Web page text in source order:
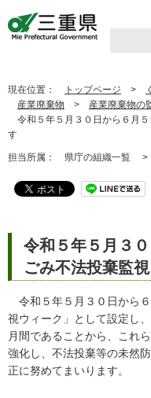
現在位置： トップページ >
産業廃棄物 > 産業廃棄物の
令和５年５月３０日から６月
す
担当所属： 県庁の組織一覧 >
令和５年５月３
ごみ不法投棄監
令和５年５月３０日から
視ウィーク」として設定し
月間であることから、これ
強化し、不法投棄等の未然
正に努めてまいります。